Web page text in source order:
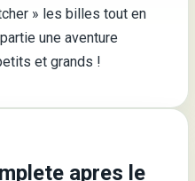
» les billes tout en
une aventure
et grands !
apres le